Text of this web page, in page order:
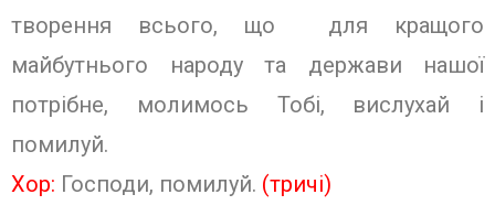
творення всього, що для кращого
майбутнього народу та держави нашої
потрібне, молимось Тобі, вислухай і
помилуй.
Хор: Господи, помилуй. (тричі)